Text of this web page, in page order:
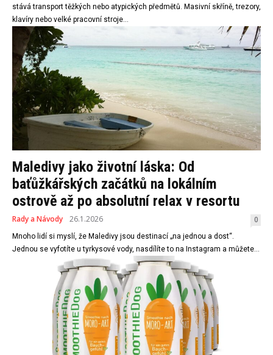
stává transport těžkých nebo atypických předmětů. Masivní skříně, trezory,
klavíry nebo velké pracovní stroje...
Maledivy jako životní láska: Od
baťůžkářských začátků na lokálním
ostrově až po absolutní relax v resortu
Rady a Návody 26.1.2026 0
Mnoho lidí si myslí, že Maledivy jsou destinací „na jednou a dost“.
Jednou se vyfotíte u tyrkysové vody, nasdílíte to na Instagram a můžete...